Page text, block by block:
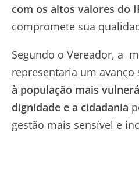
com os altos valores do
compromete sua
Segundo o Vereador, a
representaria um
à população mais
dignidade e a cidadania
gestão mais sensível e